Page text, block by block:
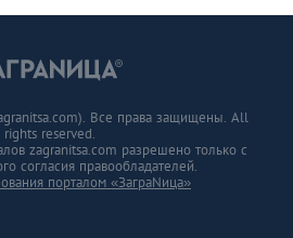
Все права защищены. All
rights reserved.
zagranitsa.com разрешено только с
согласия правообладателей.
порталом «ЗаграNица»